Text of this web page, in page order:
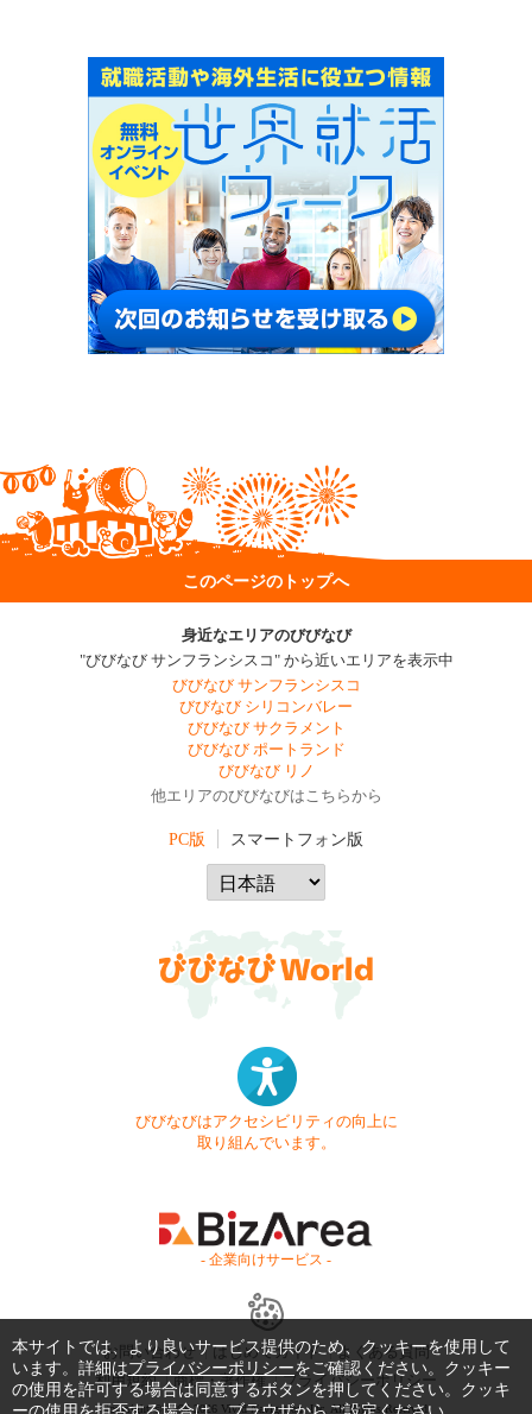
このページのトップへ
身近なエリアのびびなび
"びびなび サンフランシスコ" から近いエリアを表示中
びびなび サンフランシスコ
びびなび シリコンバレー
びびなび サクラメント
びびなび ポートランド
びびなび リノ
他エリアのびびなびはこちらから
PC版 スマートフォン版
びびなびはアクセシビリティの向上に
取り組んでいます。
- 企業向けサービス -
お問い合わせ はじめてガイド
よくある質問
利用規約
商標・著作権 プライバシーポリシー
Copyright © 1999-2026 Vivid Navigation, Inc. All Rights Reserved.
本サイトでは、より良いサービス提供のため、クッキーを使用して
います。詳細はプライバシーポリシーをご確認ください。クッキー
の使用を許可する場合は同意するボタンを押してください。クッキ